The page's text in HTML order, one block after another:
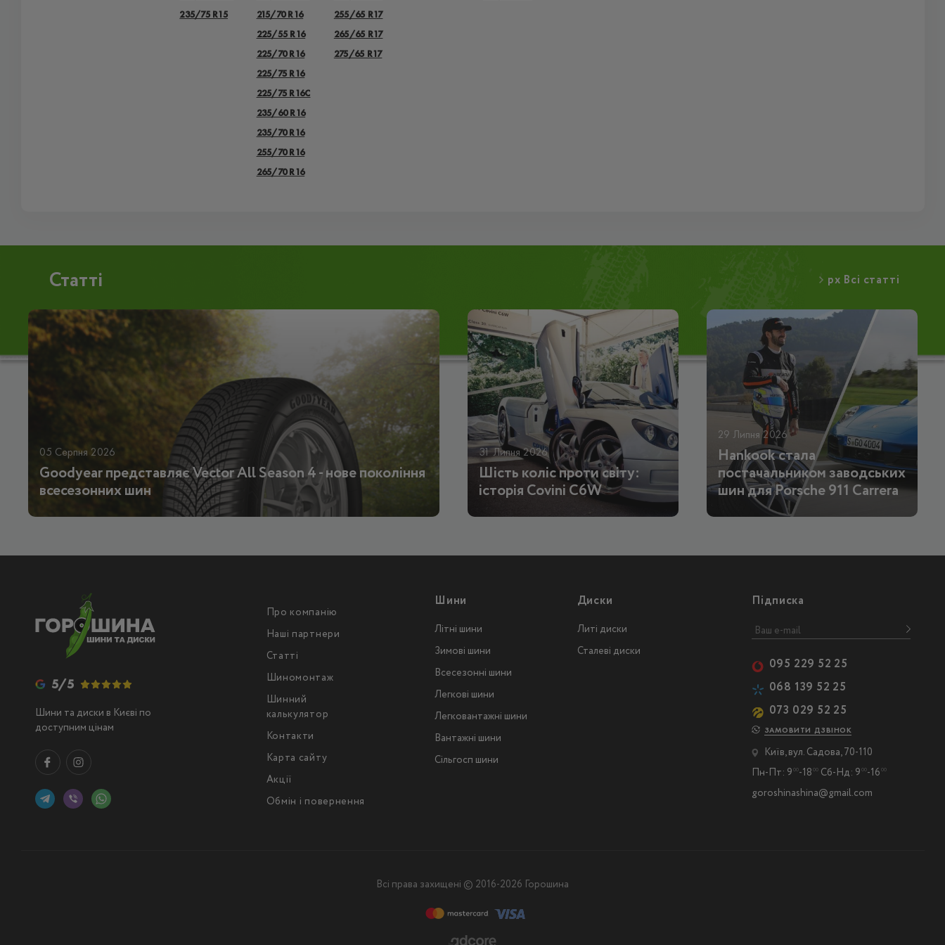
235/75 R15
215/70 R16
225/55 R16
225/70 R16
225/75 R16
225/75 R16С
235/60 R16
235/70 R16
255/70 R16
265/70 R16
255/65 R17
265/65 R17
275/65 R17
Статті px Всі статті
05 Серпня 2026
Goodyear представляє Vector All Season 4 - нове покоління
всесезонних шин
31 Липня 2026
Шість коліс проти світу:
історія Covini C6W
29 Липня 2026
Hankook стала
постачальником заводських
шин для Porsche 911 Carrera
5/5
Шини та диски в Києві по
доступним цінам
Про компанію
Наші партнери
Статті
Шиномонтаж
Шинний
калькулятор
Контакти
Карта сайту
Акції
Обмін і повернення
Шини
Літні шини
Зимові шини
Всесезонні шини
Легкові шини
Легковантажнi шини
Вантажнi шини
Сільгосп шини
Диски
Литі диски
Сталеві диски
Підписка
095 229 52 25
068 139 52 25
073 029 52 25
ЗАМОВИТИ ДЗВІНОК
Київ, вул. Садова, 70-110
Пн-Пт: 9 00-18 00Сб-Нд: 9 00-16 00
goroshinashina@gmail.com
Всі права захищені © 2016-2026 Горошина